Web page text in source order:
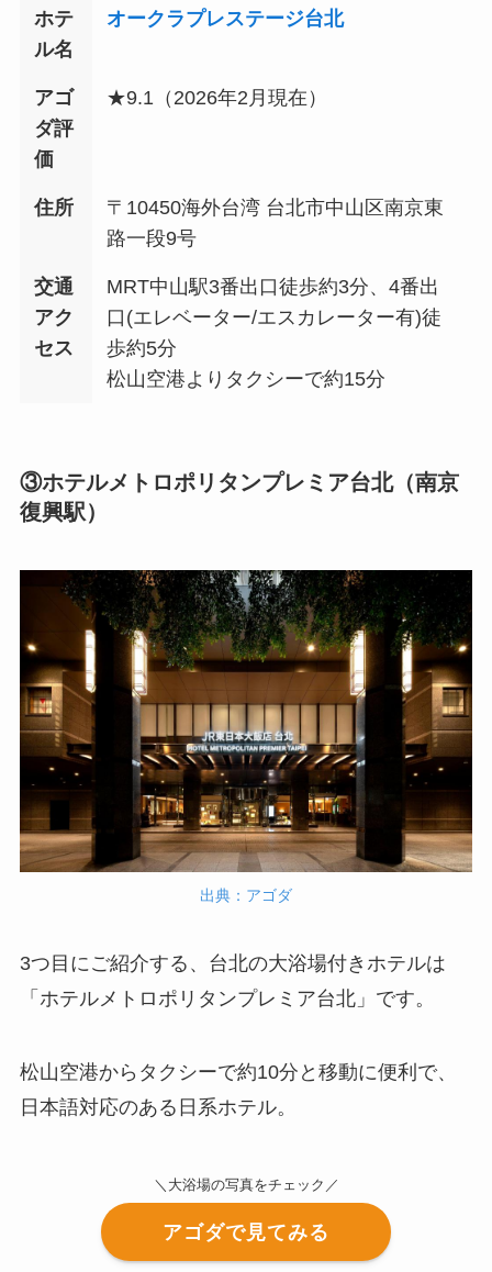
ホテ
ル名
オークラプレステージ台北
アゴ
ダ評
価
★9.1（2026年2 月現在）
住所
〒10450海外台湾 台北市中山区南京東
路一段9号
交通
アク
セス
MRT中山駅3番出口徒歩約3分、4番出
口(エレベーター/エスカレーター有)徒
歩約5分
松山空港よりタクシーで約15分
③ホテルメトロポリタンプレミア台北（南京
復興駅）
出典：アゴダ
3つ目にご紹介する、台北の大浴場付きホテルは
「ホテルメトロポリタンプレミア台北」です。
松山空港からタクシーで約10分と移動に便利で、
日本語対応のある日系ホテル。
＼大浴場の写真をチェック／
アゴダで見てみる